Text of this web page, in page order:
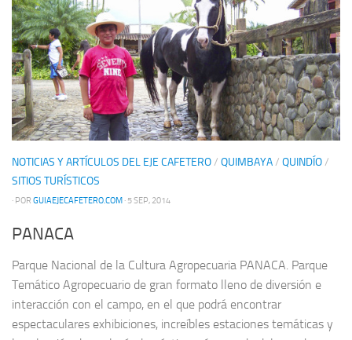
NOTICIAS Y ARTÍCULOS DEL EJE CAFETERO/ QUIMBAYA/ QUINDÍO/
SITIOS TURÍSTICOS
· POR GUIAEJECAFETERO.COM · 5 SEP, 2014
PANACA
Parque Nacional de la Cultura Agropecuaria PANACA. Parque
Temático Agropecuario de gran formato lleno de diversión e
interacción con el campo, en el que podrá encontrar
espectaculares exhibiciones, increíbles estaciones temáticas y